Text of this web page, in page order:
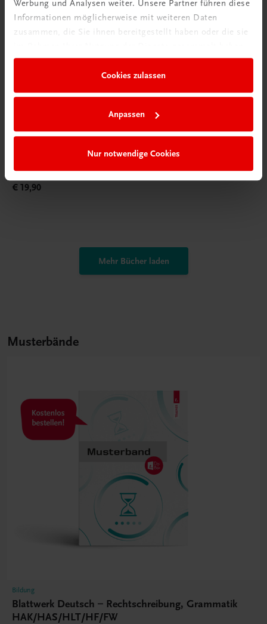
Werbung und Analysen weiter. Unsere Partner führen diese
Informationen möglicherweise mit weiteren Daten
zusammen, die Sie ihnen bereitgestellt haben oder die sie
Cookies zulassen
Anpassen
Nur notwendige Cookies
Bildung
Das St. Galler Management-Modell
Ganzheitliches unternehmerisches Denken
€ 19,90
Mehr Bücher laden
Musterbände
Bildung
Blattwerk Deutsch – Rechtschreibung, Grammatik
HAK/HAS/HLT/HF/FW